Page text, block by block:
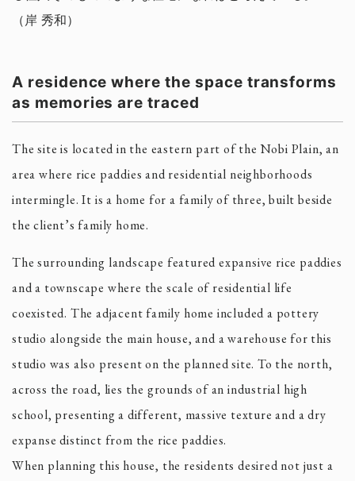
（岸 秀和）
A residence where the space transforms
as memories are traced
The site is located in the eastern part of the Nobi Plain, an
area where rice paddies and residential neighborhoods
intermingle. It is a home for a family of three, built beside
the client’s family home.
The surrounding landscape featured expansive rice paddies
and a townscape where the scale of residential life
coexisted. The adjacent family home included a pottery
studio alongside the main house, and a warehouse for this
studio was also present on the planned site. To the north,
across the road, lies the grounds of an industrial high
school, presenting a different, massive texture and a dry
expanse distinct from the rice paddies.
When planning this house, the residents desired not just a